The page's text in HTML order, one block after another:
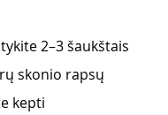
2–3 šaukštais
skonio rapsų
kepti